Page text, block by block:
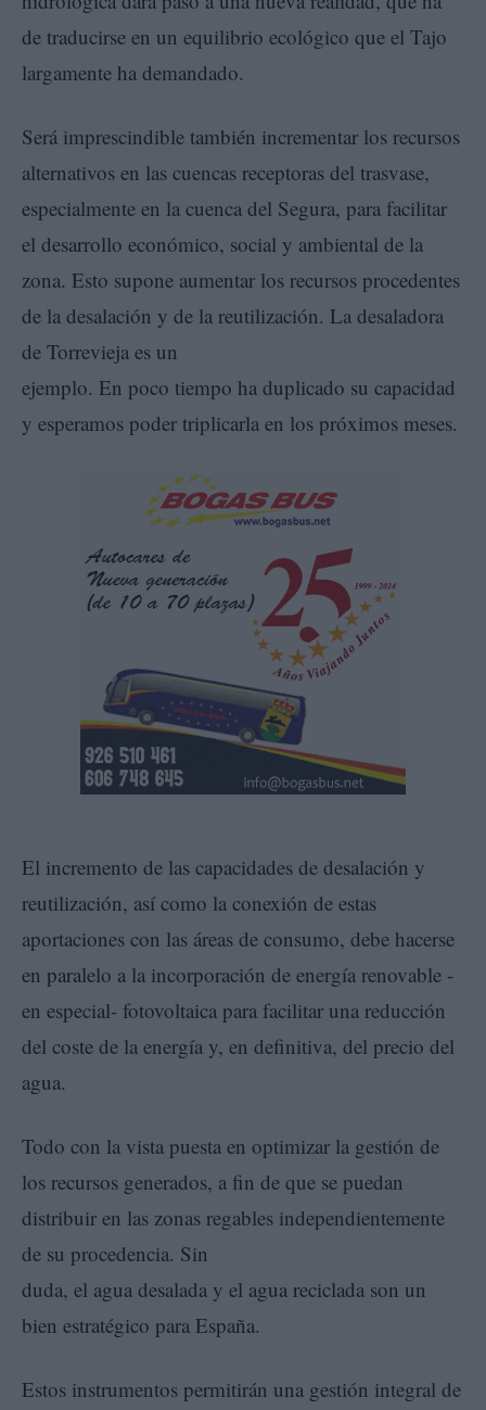
de traducirse en un equilibrio ecológico que el Tajo
largamente ha demandado.
Será imprescindible también incrementar los recursos
alternativos en las cuencas receptoras del trasvase,
especialmente en la cuenca del Segura, para facilitar
el desarrollo económico, social y ambiental de la
zona. Esto supone aumentar los recursos procedentes
de la desalación y de la reutilización. La desaladora
de Torrevieja es un
ejemplo. En poco tiempo ha duplicado su capacidad
y esperamos poder triplicarla en los próximos meses.
El incremento de las capacidades de desalación y
reutilización, así como la conexión de estas
aportaciones con las áreas de consumo, debe hacerse
en paralelo a la incorporación de energía renovable -
en especial- fotovoltaica para facilitar una reducción
del coste de la energía y, en definitiva, del precio del
agua.
Todo con la vista puesta en optimizar la gestión de
los recursos generados, a fin de que se puedan
distribuir en las zonas regables independientemente
de su procedencia. Sin
duda, el agua desalada y el agua reciclada son un
bien estratégico para España.
Estos instrumentos permitirán una gestión integral de